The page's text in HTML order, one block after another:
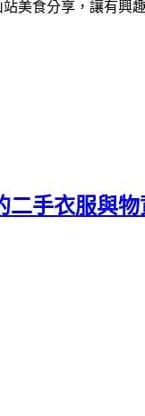
美食分享，讓有興
手衣服與